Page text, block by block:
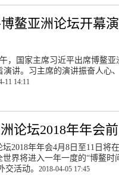
鳌亚洲论坛开幕
，国家主席习近平出席博鳌亚
演讲。习主席的演讲振奋人心
11 14:11
论坛2018年年会
2018年年会4月8日至11日将
世界将进入一年一度的“博鳌时
交活动。 2018-04-05 17:45